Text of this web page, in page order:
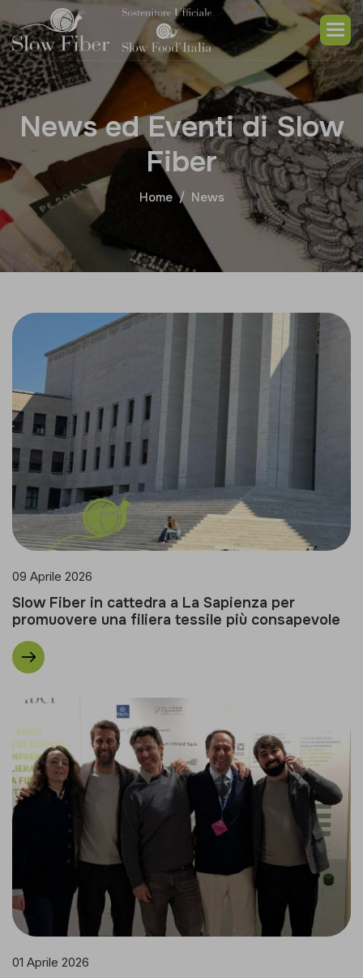
News ed Eventi di Slow
Fiber
Home News
09 Aprile 2026
Slow Fiber in cattedra a La Sapienza per
promuovere una filiera tessile più consapevole
01 Aprile 2026